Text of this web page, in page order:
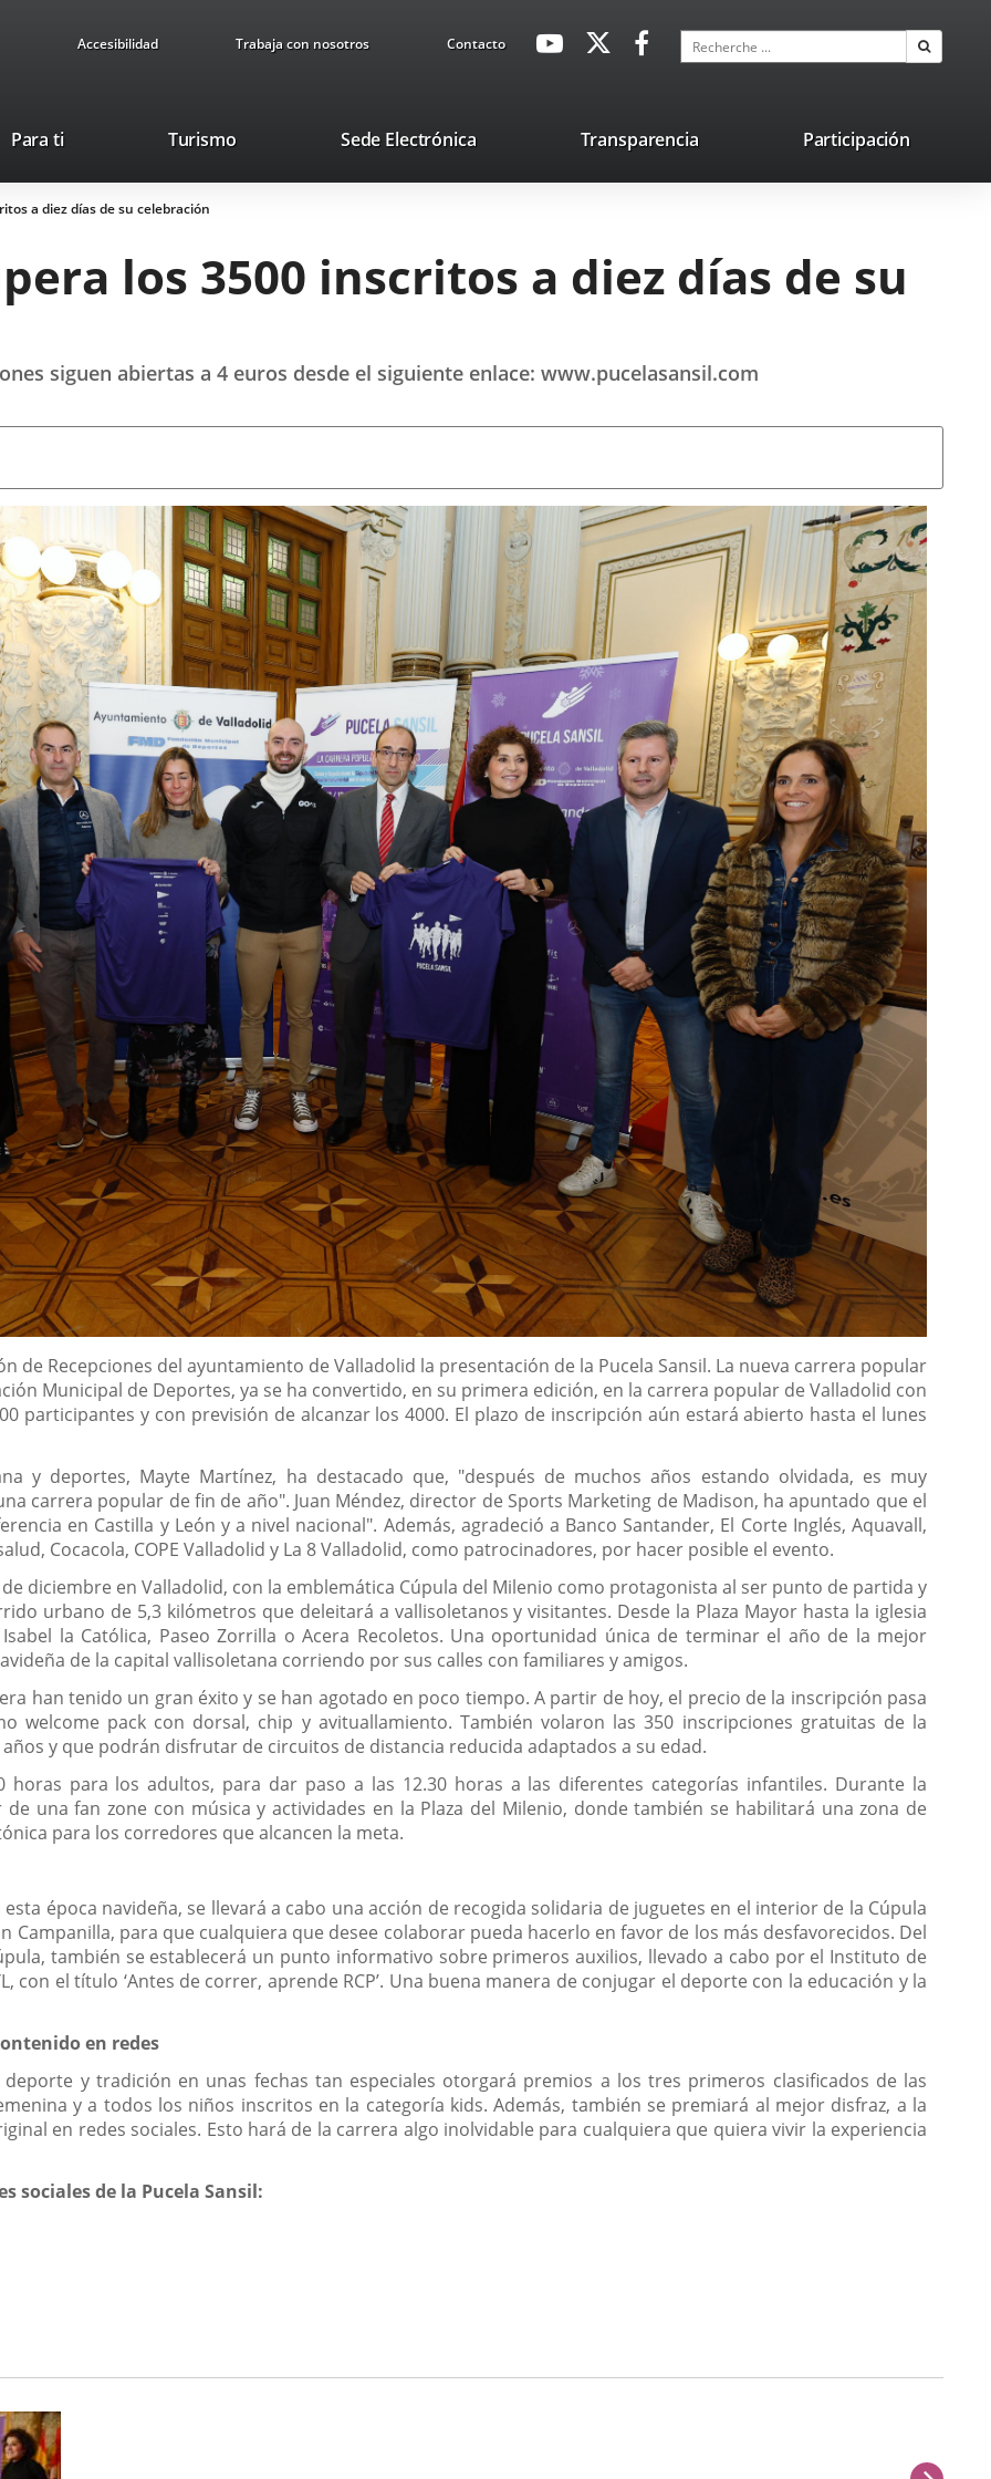
Accesibilidad Trabaja con nosotros ContactoavaHeaderSocial
Enlace
externa.
Enlace
aplicación
externa.
Enlace
aplicación
externa.
Recherche
Para ti TurismoEste
se
una
ventana
Sede ElectrónicaEnlace
una
Transparencia Participación
a diez días de su celebración
los 3500 inscritos a diez días de su
siguen abiertas a 4 euros desde el siguiente enlace: www.pucelasansil.com
de Recepciones del ayuntamiento de Valladolid la presentación de la Pucela Sansil. La nueva carrera popular
Municipal de Deportes, ya se ha convertido, en su primera edición, en la carrera popular de Valladolid con
participantes y con previsión de alcanzar los 4000. El plazo de inscripción aún estará abierto hasta el lunes
y deportes, Mayte Martínez, ha destacado que, "después de muchos años estando olvidada, es muy
carrera popular de fin de año". Juan Méndez, director de Sports Marketing de Madison, ha apuntado que el
en Castilla y León y a nivel nacional". Además, agradeció a Banco Santander, El Corte Inglés, Aquavall,
Cocacola, COPE Valladolid y La 8 Valladolid, como patrocinadores, por hacer posible el evento.
diciembre en Valladolid, con la emblemática Cúpula del Milenio como protagonista al ser punto de partida y
urbano de 5,3 kilómetros que deleitará a vallisoletanos y visitantes. Desde la Plaza Mayor hasta la iglesia
la Católica, Paseo Zorrilla o Acera Recoletos. Una oportunidad única de terminar el año de la mejor
de la capital vallisoletana corriendo por sus calles con familiares y amigos.
han tenido un gran éxito y se han agotado en poco tiempo. A partir de hoy, el precio de la inscripción pasa
welcome pack con dorsal, chip y avituallamiento. También volaron las 350 inscripciones gratuitas de la
y que podrán disfrutar de circuitos de distancia reducida adaptados a su edad.
horas para los adultos, para dar paso a las 12.30 horas a las diferentes categorías infantiles. Durante la
una fan zone con música y actividades en la Plaza del Milenio, donde también se habilitará una zona de
para los corredores que alcancen la meta.
época navideña, se llevará a cabo una acción de recogida solidaria de juguetes en el interior de la Cúpula
Campanilla, para que cualquiera que desee colaborar pueda hacerlo en favor de los más desfavorecidos. Del
también se establecerá un punto informativo sobre primeros auxilios, llevado a cabo por el Instituto de
con el título ‘Antes de correr, aprende RCP’. Una buena manera de conjugar el deporte con la educación y la
en redes
deporte y tradición en unas fechas tan especiales otorgará premios a los tres primeros clasificados de las
y a todos los niños inscritos en la categoría kids. Además, también se premiará al mejor disfraz, a la
en redes sociales. Esto hará de la carrera algo inolvidable para cualquiera que quiera vivir la experiencia
sociales de la Pucela Sansil: